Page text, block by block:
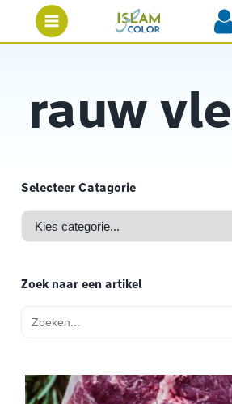
rauw
Selecteer Catagorie
Zoek naar een artikel
naar: